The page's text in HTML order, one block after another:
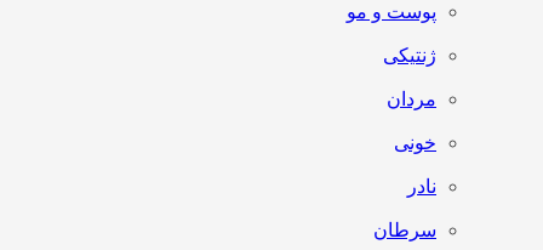
پوست و مو
ژنتیکی
مردان
خونی
نادر
سرطان